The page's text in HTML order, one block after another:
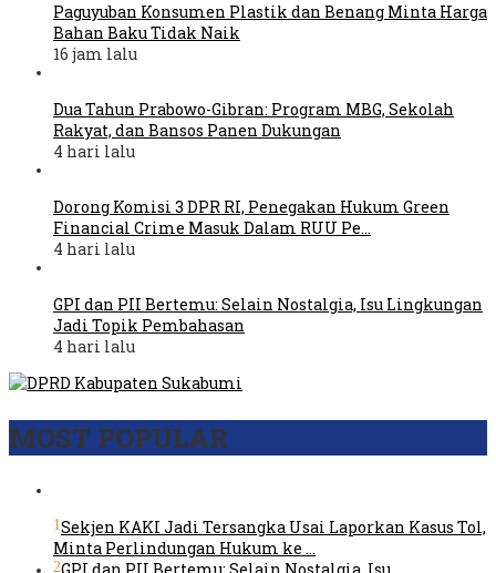
Paguyuban Konsumen Plastik dan Benang Minta Harga
Bahan Baku Tidak Naik
16 jam lalu
Dua Tahun Prabowo-Gibran: Program MBG, Sekolah
Rakyat, dan Bansos Panen Dukungan
4 hari lalu
Dorong Komisi 3 DPR RI, Penegakan Hukum Green
Financial Crime Masuk Dalam RUU Pe…
4 hari lalu
GPI dan PII Bertemu: Selain Nostalgia, Isu Lingkungan
Jadi Topik Pembahasan
4 hari lalu
MOST POPULAR
1Sekjen KAKI Jadi Tersangka Usai Laporkan Kasus Tol,
Minta Perlindungan Hukum ke …
2